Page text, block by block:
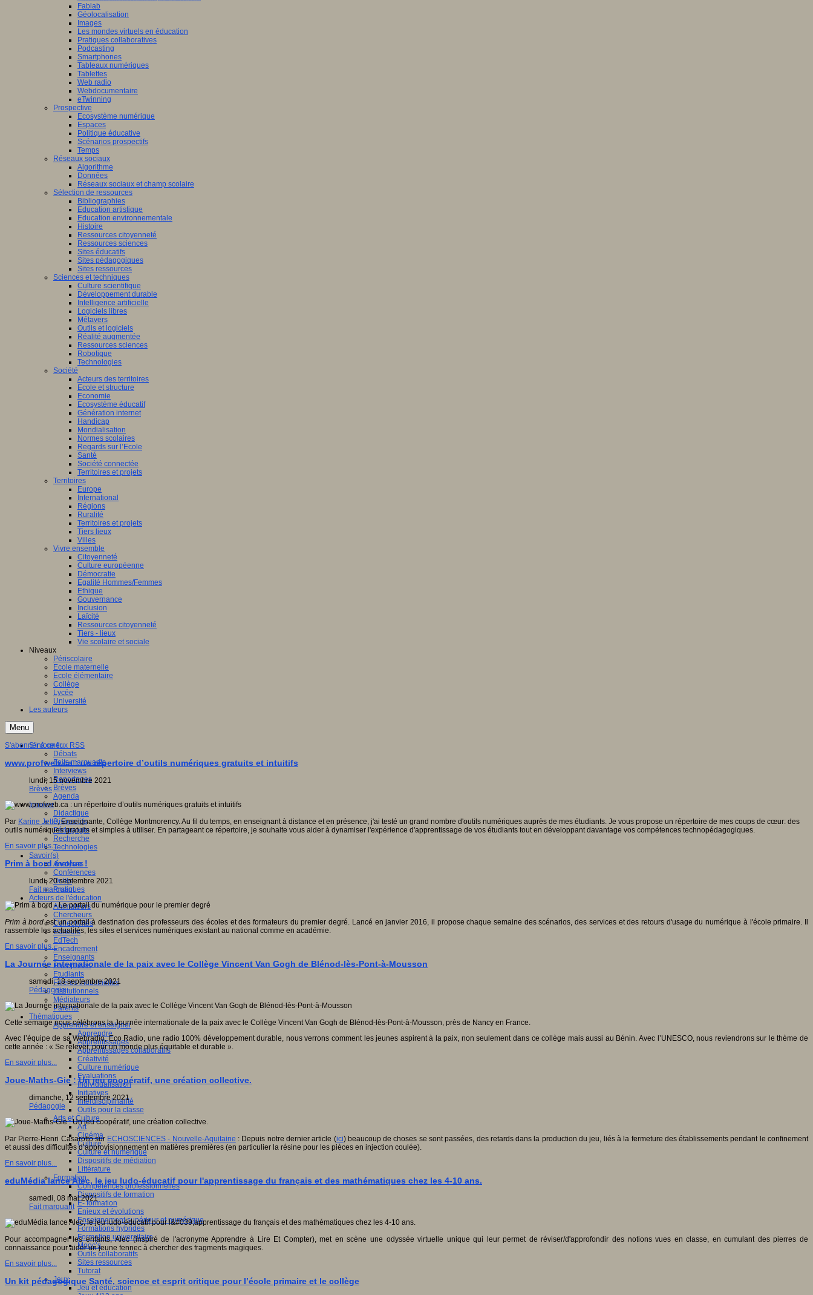
Fablab
Géolocalisation
Images
Les mondes virtuels en éducation
Pratiques collaboratives
Podcasting
Smartphones
Tableaux numériques
Tablettes
Web radio
Webdocumentaire
eTwinning
Prospective
Ecosystème numérique
Espaces
Politique éducative
Scénarios prospectifs
Temps
Réseaux sociaux
Algorithme
Données
Réseaux sociaux et champ scolaire
Sélection de ressources
Bibliographies
Education artistique
Education environnementale
Histoire
Ressources citoyenneté
Ressources sciences
Sites éducatifs
Sites pédagogiques
Sites ressources
Sciences et techniques
Culture scientifique
Développement durable
Intelligence artificielle
Logiciels libres
Métavers
Outils et logiciels
Réalité augmentée
Ressources sciences
Robotique
Technologies
Société
Acteurs des territoires
Ecole et structure
Economie
Ecosystème éducatif
Génération internet
Handicap
Mondialisation
Normes scolaires
Regards sur l’Ecole
Santé
Société connectée
Territoires et projets
Territoires
Europe
International
Régions
Ruralité
Territoires et projets
Tiers lieux
Villes
Vivre ensemble
Citoyenneté
Culture européenne
Démocratie
Egalité Hommes/Femmes
Ethique
Gouvernance
Inclusion
Laïcité
Ressources citoyenneté
Tiers - lieux
Vie scolaire et sociale
Niveaux
Périscolaire
Ecole maternelle
Ecole élémentaire
Collège
Lycée
Université
Les auteurs
Menu
S'informer
Débats
Faits marquants
Interviews
Reportages
Brèves
Agenda
Innover
Didactique
Dispositifs
Pédagogie
Recherche
Technologies
Savoir(s)
Analyses
Conférences
Outils
Pratiques
Acteurs de l'éducation
Animateurs
Chercheurs
Collectivités
Editeurs
EdTech
Encadrement
Enseignants
Entreprises
Etudiants
Filières industrielles
Institutionnels
Médiateurs
Parents
Thématiques
Apprendre et enseigner
Apprendre
Apprentissages
Apprentissages collaboratifs
Créativité
Culture numérique
Evaluations
Individualisation
Initiatives
Interdisciplinarité
Outils pour la classe
Arts et Culture
Art
Cinéma
Culture
Culture et numérique
Dispositifs de médiation
Littérature
Formation
Compétences professionnelles
Dispositifs de formation
E- formation
Enjeux et évolutions
Enseignement supérieur et numérique
Formations hybrides
Formation universitaire
Mooc’s
Outils collaboratifs
Sites ressources
Tutorat
Jeux
Jeu et éducation
S'abonner à ce flux RSS
www.profweb.ca : un répertoire d’outils numériques gratuits et intuitifs
lundi, 15 novembre 2021
Brèves
Par Karine Jetté, Enseignante, Collège Montmorency. Au fil du temps, en enseignant à distance et en présence, j'ai testé un grand nombre d'outils numériques auprès de mes étudiants. Je vous propose un répertoire de mes coups de cœur: des
outils numériques gratuits et simples à utiliser. En partageant ce répertoire, je souhaite vous aider à dynamiser l'expérience d'apprentissage de vos étudiants tout en développant davantage vos compétences technopédagogiques.
En savoir plus...
Prim à bord évolue !
lundi, 20 septembre 2021
Fait marquant
Prim àbordest un portail à destination des professeurs des écoles et des formateurs du premier degré. Lancé en janvier 2016, il propose chaque semaine des scénarios, des services et des retours d'usage du numérique à l'école primaire. Il
rassemble les actualités, les sites et services numériques existant au national comme en académie.
En savoir plus...
La Journée internationale de la paix avec le Collège Vincent Van Gogh de Blénod-lès-Pont-à-Mousson
samedi, 18 septembre 2021
Pédagogie
Cette semaine nous célébrons la Journée internationale de la paix avec le Collège Vincent Van Gogh de Blénod-lès-Pont-à-Mousson, près de Nancy en France.
Avec l’équipe de sa Webradio, Eco Radio, une radio 100% développement durable, nous verrons comment les jeunes aspirent à la paix, non seulement dans ce collège mais aussi au Bénin. Avec l’UNESCO, nous reviendrons sur le thème de
cette année : « Se relever, pour un monde plus équitable et durable ».
En savoir plus...
Joue-Maths-Gie : Un jeu coopératif, une création collective.
dimanche, 12 septembre 2021
Pédagogie
Par Pierre-Henri Casarotto sur ECHOSCIENCES - Nouvelle-Aquitaine : Depuis notre dernier article (ici) beaucoup de choses se sont passées, des retards dans la production du jeu, liés à la fermeture des établissements pendant le confinement
et aussi des difficultés d’approvisionnement en matières premières (en particulier la résine pour les pièces en injection coulée).
En savoir plus...
eduMédia lance Alec, le jeu ludo-éducatif pour l'apprentissage du français et des mathématiques chez les 4-10 ans.
samedi, 08 mai 2021
Fait marquant
Pour accompagner les enfants, Alec (inspiré de l'acronyme Apprendre à Lire Et Compter), met en scène une odyssée virtuelle unique qui leur permet de réviser/d'approfondir des notions vues en classe, en cumulant des pierres de
connaissance pour aider un jeune fennec à chercher des fragments magiques.
En savoir plus...
Un kit pédagogique Santé, science et esprit critique pour l’école primaire et le collège